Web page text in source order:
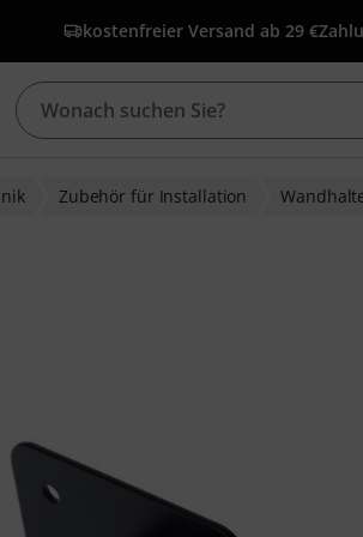
kostenfreier Versand ab 29 €
Zubehör für Installation